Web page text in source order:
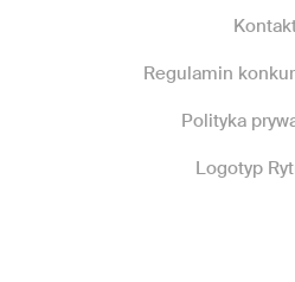
Regulamin
Polityka
Logotyp